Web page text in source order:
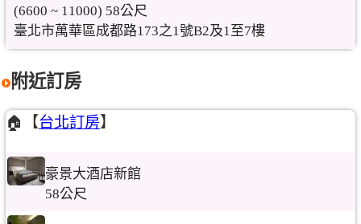
(6600 ~ 11000) 58公尺
臺北市萬華區成都路173之1號B2及1至7樓
附近訂房
🏠【台北訂房】
豪景大酒店新館
58公尺